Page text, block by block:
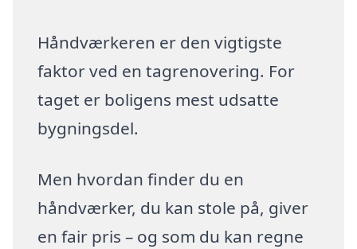
Håndværkeren er den vigtigste
faktor ved en tagrenovering. For
taget er boligens mest udsatte
bygningsdel.
Men hvordan finder du en
håndværker, du kan stole på, giver
en fair pris – og som du kan regne